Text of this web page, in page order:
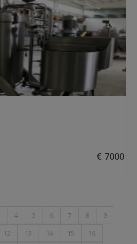
€ 7000
4 5 6 7 8
9
12 13 14 15
16